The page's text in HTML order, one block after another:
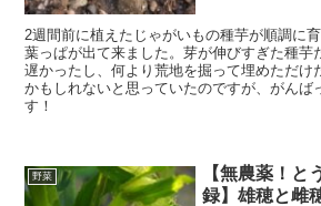
2週間前に植えたじゃがいもの種芋が順調に
葉っぱが出て来ました。芽が伸びすぎた種芋
遅かったし、何より荒地を掘って埋めただけ
かもしれないと思っていたのですが、がんば
す！
野菜
【無農薬！と
録】雄穂と雌